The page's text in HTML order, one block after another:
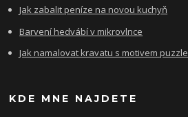
Jak zabalit peníze na novou kuchyň
Barvení hedvábí v mikrovlnce
Jak namalovat kravatu s motivem puzzle
KDE MNE NAJDETE